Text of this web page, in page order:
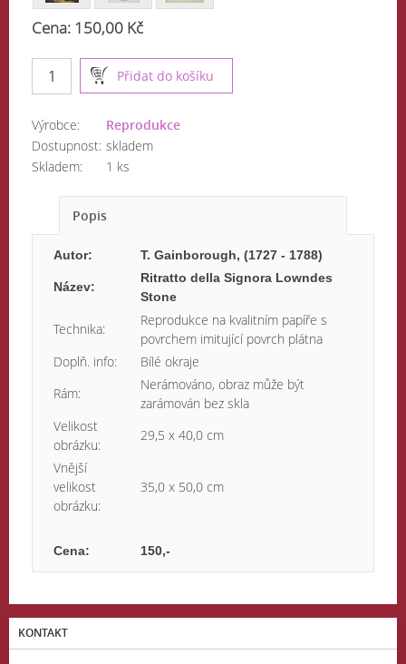
Cena: 150,00 Kč
Výrobce:
Reprodukce
Dostupnost: skladem
Skladem:
1 ks
Popis
Autor: T. Gainborough, (1727 - 1788)
Název:
Ritratto della Signora Lowndes
Stone
Technika:
Reprodukce na kvalitním papíře s
povrchem imitující povrch plátna
Doplň. info:
Bílé okraje
Rám:
Nerámováno, obraz může být
zarámován bez skla
Velikost
obrázku:
29,5 x 40,0 cm
Vnější
velikost
obrázku:
35,0 x 50,0 cm
Cena: 150,-
KONTAKT